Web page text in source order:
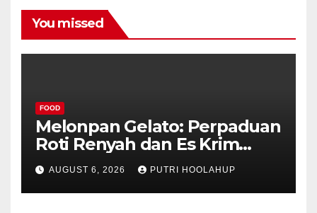
You missed
FOOD
Melonpan Gelato: Perpaduan
Roti Renyah dan Es Krim
Lembut yang Menggoda
AUGUST 6, 2026 PUTRI HOOLAHUP